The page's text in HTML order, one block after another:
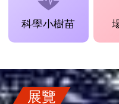
科學小樹苗
展覽